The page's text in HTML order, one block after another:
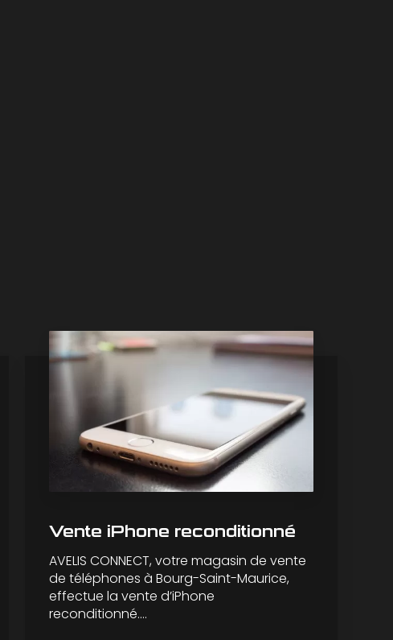
Vente iPhone reconditionné
AVELIS CONNECT, votre magasin de vente
de téléphones à Bourg-Saint-Maurice,
effectue la vente d’iPhone
reconditionné....